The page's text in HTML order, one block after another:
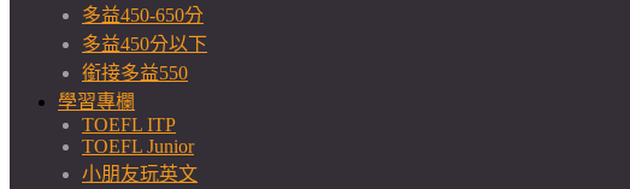
多益450-650分
多益450分以下
銜接多益550
學習專欄
TOEFL ITP
TOEFL Junior
小朋友玩英文